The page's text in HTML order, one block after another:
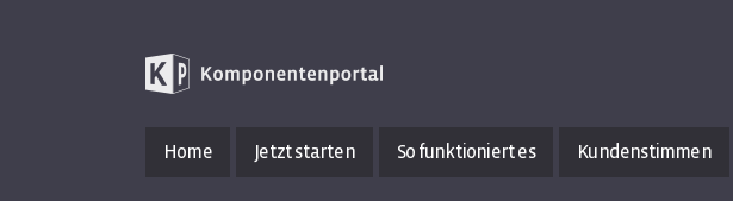
Home Jetzt starten So funktioniert es Kundenstimmen